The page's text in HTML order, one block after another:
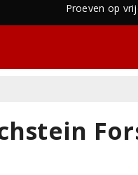
Proeven op